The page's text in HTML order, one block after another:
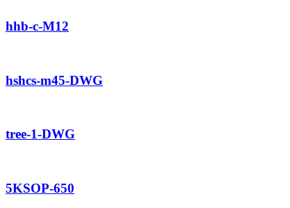
hhb-c-M12
hshcs-m45-DWG
tree-1-DWG
5KSOP-650